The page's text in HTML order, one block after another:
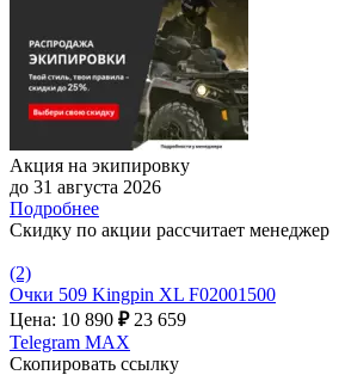
Акция на экипировку
до 31 августа 2026
Подробнее
Скидку по акции рассчитает менеджер
(2)
Очки 509 Kingpin XL F02001500
Цена: 10 890 ₽ 23 659
Telegram MAX
Скопировать ссылку